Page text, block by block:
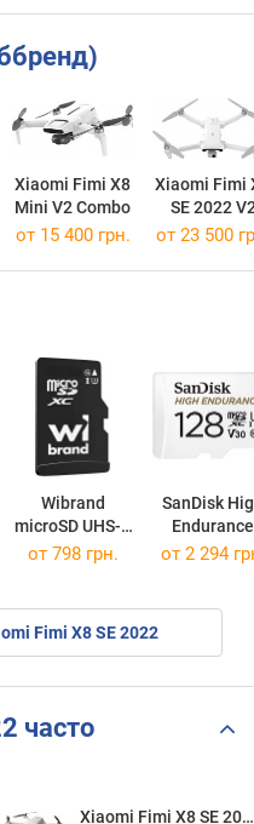
Xiaomi Fimi X8
Mini V2 Combo
Xiaomi Fimi
SE 2022
Combo
от 15 400 грн. от 23 500
Wibrand
microSD UHS-1
U3 with
SanDisk
Endurance
microSD
от 798 грн. от 2 294
Fimi X8 SE 2022
часто
Xiaomi Fimi X8 SE 2022